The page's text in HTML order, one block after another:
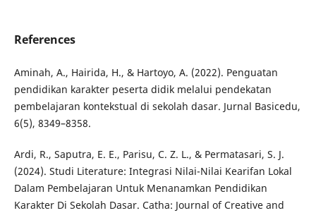
References
Aminah, A., Hairida, H., & Hartoyo, A. (2022). Penguatan
pendidikan karakter peserta didik melalui pendekatan
pembelajaran kontekstual di sekolah dasar. Jurnal Basicedu,
6(5), 8349–8358.
Ardi, R., Saputra, E. E., Parisu, C. Z. L., & Permatasari, S. J.
(2024). Studi Literature: Integrasi Nilai-Nilai Kearifan Lokal
Dalam Pembelajaran Untuk Menanamkan Pendidikan
Karakter Di Sekolah Dasar. Catha: Journal of Creative and